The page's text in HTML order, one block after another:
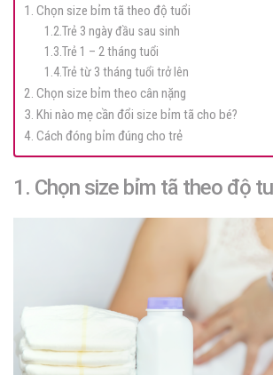
1. Chọn size bỉm tã theo độ tuổi
1.2.Trẻ 3 ngày đầu sau sinh
1.3.Trẻ 1 – 2 tháng tuổi
1.4.Trẻ từ 3 tháng tuổi trở lên
2. Chọn size bỉm theo cân nặng
3. Khi nào mẹ cần đổi size bỉm tã cho bé?
4. Cách đóng bỉm đúng cho trẻ
1. Chọn size bỉm tã theo độ